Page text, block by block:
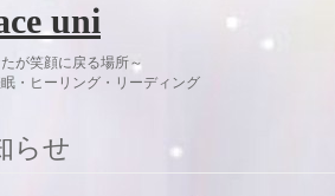
uni
たが笑顔に戻る場所～
眠・ヒーリング・リーディング 今
らせ